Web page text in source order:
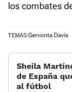
los combates
TEMAS:Gervonta Davis
Sheila
de España
al fútbol